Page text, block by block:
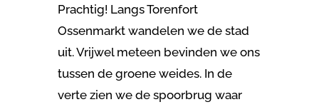
Prachtig! Langs Torenfort
Ossenmarkt wandelen we de stad
uit. Vrijwel meteen bevinden we ons
tussen de groene weides. In de
verte zien we de spoorbrug waar